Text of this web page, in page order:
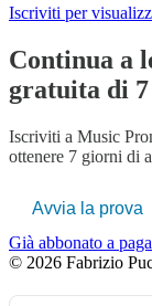
Iscriviti per
Continua a
gratuita di
Iscriviti a Music
ottenere 7 giorni di
Avvia la prova
Già abbonato a
© 2026 Fabrizio